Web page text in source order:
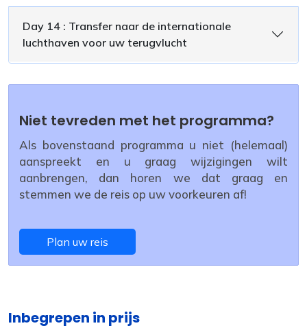
Day 14 : Transfer naar de internationale
luchthaven voor uw terugvlucht
Niet tevreden met het programma?
Als bovenstaand programma u niet (helemaal)
aanspreekt en u graag wijzigingen wilt
aanbrengen, dan horen we dat graag en
stemmen we de reis op uw voorkeuren af!
Plan uw reis
Inbegrepen in prijs